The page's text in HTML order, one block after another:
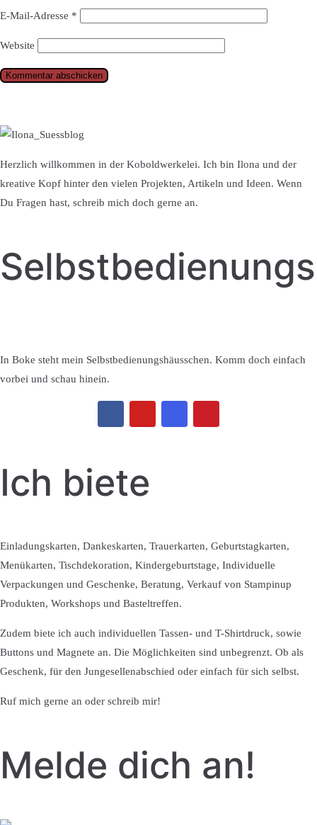
E-Mail-Adresse *
Website
Herzlich willkommen in der Koboldwerkelei. Ich bin Ilona und der
kreative Kopf hinter den vielen Projekten, Artikeln und Ideen. Wenn
Du Fragen hast, schreib mich doch gerne an.
In Boke steht mein Selbstbedienungshäusschen. Komm doch einfach
vorbei und schau hinein.
Ich biete
Einladungskarten, Dankeskarten, Trauerkarten, Geburtstagkarten,
Menükarten, Tischdekoration, Kindergeburtstage, Individuelle
Verpackungen und Geschenke, Beratung, Verkauf von Stampinup
Produkten, Workshops und Basteltreffen.
Zudem biete ich auch individuellen Tassen- und T-Shirtdruck, sowie
Buttons und Magnete an. Die Möglichkeiten sind unbegrenzt. Ob als
Geschenk, für den Jungesellenabschied oder einfach für sich selbst.
Ruf mich gerne an oder schreib mir!
Melde dich an!